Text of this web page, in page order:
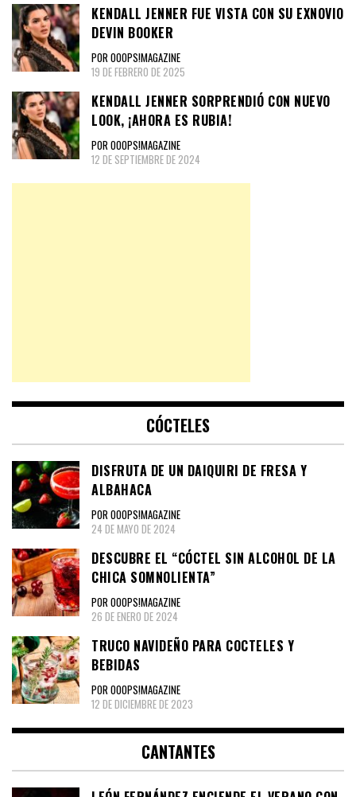
KENDALL JENNER FUE VISTA CON SU EXNOVIO
DEVIN BOOKER
POR OOOPS!MAGAZINE
19 DE FEBRERO DE 2025
KENDALL JENNER SORPRENDIÓ CON NUEVO
LOOK, ¡AHORA ES RUBIA!
POR OOOPS!MAGAZINE
12 DE SEPTIEMBRE DE 2024
CÓCTELES
DISFRUTA DE UN DAIQUIRI DE FRESA Y
ALBAHACA
POR OOOPS!MAGAZINE
24 DE MAYO DE 2024
DESCUBRE EL “CÓCTEL SIN ALCOHOL DE LA
CHICA SOMNOLIENTA”
POR OOOPS!MAGAZINE
26 DE ENERO DE 2024
TRUCO NAVIDEÑO PARA COCTELES Y
BEBIDAS
POR OOOPS!MAGAZINE
12 DE DICIEMBRE DE 2023
CANTANTES